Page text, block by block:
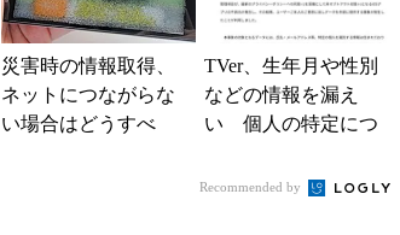
災害時の情報取得、
ネットにつながらな
い場合はどうすべ
TVer、生年月や性別
などの情報を漏え
い 個人の特定につ
ず
Recommended by